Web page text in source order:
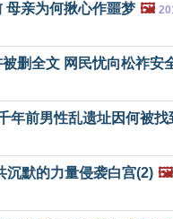
母亲为何揪心作噩梦 🖼️
被删全文 网民忧向松祚安
年前男性乱遗址因何被找
沉默的力量侵袭白宫(2) 🖼️